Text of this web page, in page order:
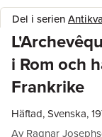
Del i serien
i Rom och
Frankrike
Häftad, Svenska,
Av Ragnar